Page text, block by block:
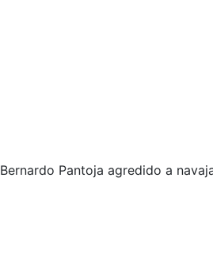
Bernardo Pantoja agredido a